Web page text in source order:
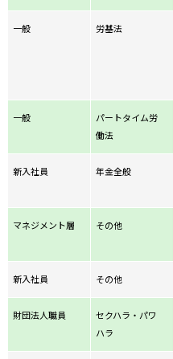
一般 労基法
一般
パートタイム労
働法
新入社員 年金全般
マネジメント層 その他
新入社員 その他
財団法人職員
セクハラ・パワ
ハラ